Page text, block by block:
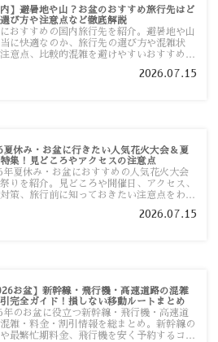
内】避暑地や山？お盆のおすすめ旅行先はど
び方や注意点など徹底解説
おすすめの国内旅行先を紹介。避暑地や山
に快適なのか、旅行先の選び方や混雑状
意点、比較的混雑を避けやすいおすすめス
2026.07.15
夏休み・お盆に行きたい人気花火大会＆夏
集！見どころやアクセスの注意点
年夏休み・お盆におすすめの人気花火大会
りを紹介。見どころや開催日、アクセス、
策、旅行前に知っておきたい注意点をわか
2026.07.15
お盆】新幹線・飛行機・高速道路の混雑
完全ガイド！損しない移動ルートまとめ
年のお盆に役立つ新幹線・飛行機・高速道
雑・料金・割引情報を総まとめ。新幹線の
最繁忙期料金、飛行機を安く予約するコ